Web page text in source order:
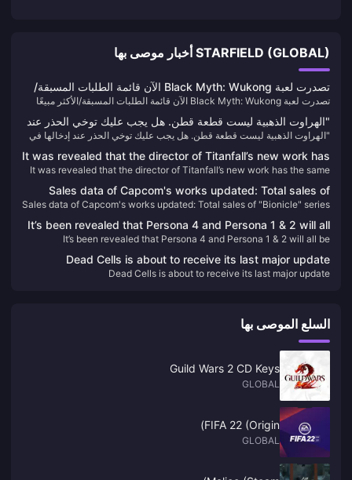
STARFIELD (GLOBAL) أخبار موصى بها
تصدرت لعبة Black Myth: Wukong الآن قائمة الطلبات المسبقة/
الأكثر مبيعًا في متجر PSN HK
تصدرت لعبة Black Myth: Wukong الآن قائمة الطلبات المسبقة/الأكثر مبيعًا
"الهراوت الذهبية ليست قطعة قطن. هل يجب عليك توخي الحذر عند
إدخالها في أذنيك؟" علق موقع IGN France على المشهد الكلاسيكي
لـ "Black Myth: Wukong" الذي أثار استياء اللاعبين.
"الهراوت الذهبية ليست قطعة قطن. هل يجب عليك توخي الحذر عند إدخالها في
Wukong" الذي أثار استياء اللاعبين.
It was revealed that the director of Titanfall’s new work has
the same world view as the IP, but it is not Titanfall 3.
It was revealed that the director of Titanfall’s new work has the same
Sales data of Capcom's works updated: Total sales of
"Bionicle" series reached 154 million
Sales data of Capcom's works updated: Total sales of "Bionicle" series
It’s been revealed that Persona 4 and Persona 1 & 2 will all
be remade/remastered
It’s been revealed that Persona 4 and Persona 1 & 2 will all be
Dead Cells is about to receive its last major update
Dead Cells is about to receive its last major update
السلع الموصى بها
Guild Wars 2 CD Keys
GLOBAL
FIFA 22 (Origin)
GLOBAL